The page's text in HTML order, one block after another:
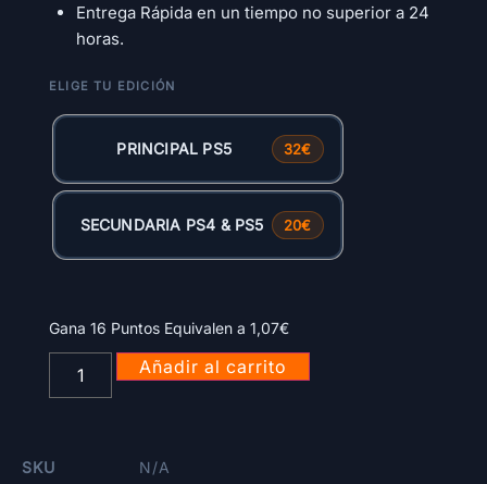
Entrega Rápida en un tiempo no superior a 24
horas.
PRINCIPAL PS5 32€
SECUNDARIA PS4 & PS5 20€
Gana 16 Puntos Equivalen a 1,07€
Añadir al carrito
SKU
N/A